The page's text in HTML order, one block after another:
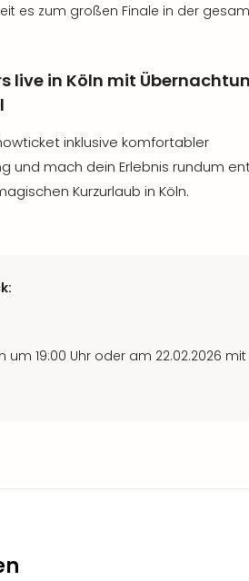
es zum großen Finale in der
live in Köln mit
inklusive komfortabler
und mach dein Erlebnis rundum
Kurzurlaub in Köln.
um 19:00 Uhr oder am 22.02.2026